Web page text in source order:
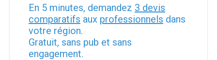
En 5 minutes, demandez 3 devis
comparatifs aux professionnels dans
votre région.
Gratuit, sans pub et sans
engagement.